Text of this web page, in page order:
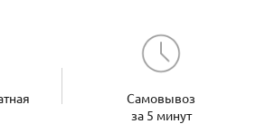
Самовывоз
за 5 минут